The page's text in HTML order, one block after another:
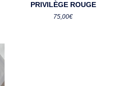
PRIVILÈGE ROUGE
75,00€